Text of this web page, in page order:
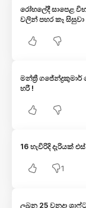
රෝහලේදී සාපෙළ
වලින් පහර කෑ සිසුවා
මන්ත්‍රී
හරී !
16 හැවිරිදි දැරියක්
1
ලබන 25 වනදා